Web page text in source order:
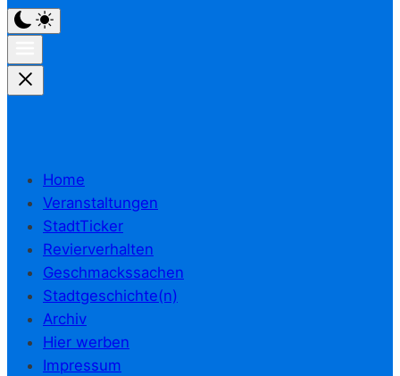
Home
Veranstaltungen
StadtTicker
Revierverhalten
Geschmackssachen
Stadtgeschichte(n)
Archiv
Hier werben
Impressum